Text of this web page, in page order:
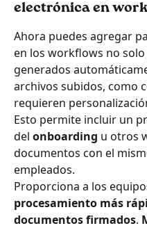
electrónica en
Ahora puedes agregar
en los workflows no
generados
archivos subidos, como
requieren
Esto permite incluir un
del onboarding u otros
documentos con el
empleados.
Proporciona a los
procesamiento más
documentos firmados.